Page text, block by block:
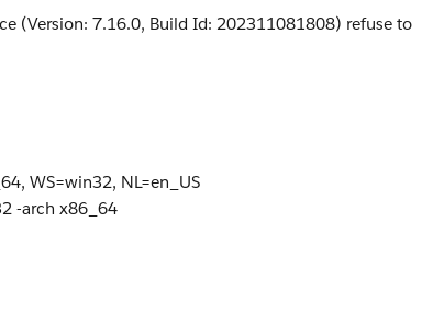
(Version: 7.16.0, Build Id: 202311081808) refuse to
WS=win32, NL=en_US
-arch x86_64